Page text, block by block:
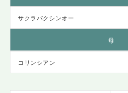
サクラバクシンオー
母
コリンシアン